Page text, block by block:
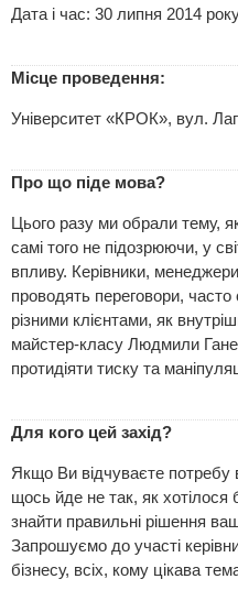
Дата і час: 30 липня 2014
Місце проведення:
Університет «КРОК», вул.
Про що піде мова?
Цього разу ми обрали тему,
самі того не підозрюючи, у
впливу. Керівники,
проводять переговори, часто
різними клієнтами, як
майстер-класу Людмили
протидіяти тиску та
Для кого цей захід?
Якщо Ви відчуваєте потребу
щось йде не так, як
знайти правильні рішення
Запрошуємо до участі
бізнесу, всіх, кому цікава